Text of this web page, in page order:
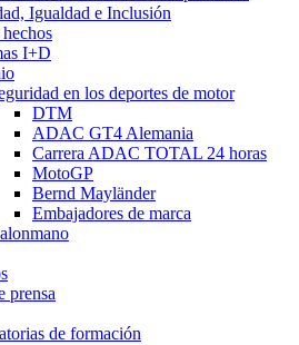
Igualdad e Inclusión
I+D
en los deportes de motor
DTM
ADAC GT4 Alemania
Carrera ADAC TOTAL 24 horas
MotoGP
Bernd Mayländer
Embajadores de marca
prensa
de formación